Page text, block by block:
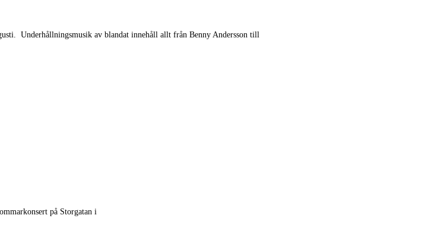
Underhållningsmusik av blandat innehåll allt från Benny Andersson till
på Storgatan i